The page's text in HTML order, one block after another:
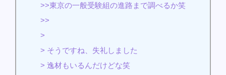
>>東京の一般受験組の進路まで調べるか笑
>>
>
> そうですね、失礼しました
> 逸材もいるんだけどな笑